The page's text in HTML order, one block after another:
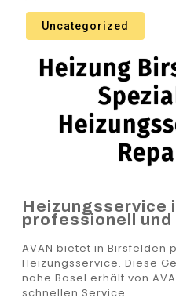
Uncategorized
Heizung
Heizungsservice
professionell
AVAN bietet in Birsfelden
Heizungsservice. Diese
nahe Basel erhält von
schnellen Service.